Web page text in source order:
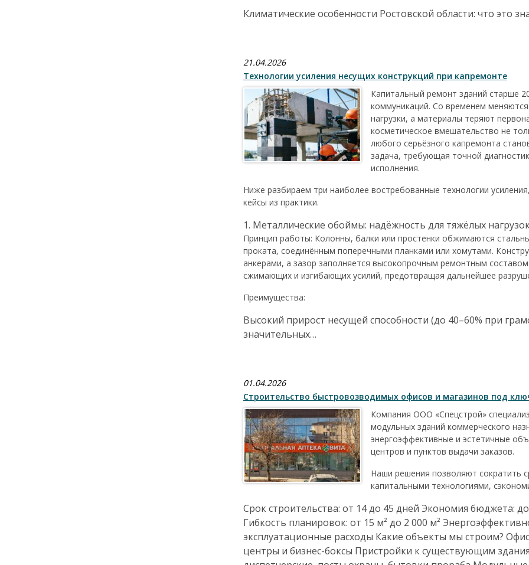
Климатические особенности Ростовской области: что это
21.04.2026
Технологии усиления несущих конструкций при капремонте
Капитальный ремонт зданий старше
коммуникаций. Со временем
нагрузки, а материалы теряют
косметическое вмешательство не
любого серьёзного капремонта
задача, требующая точной
исполнения.
Ниже разбираем три наиболее востребованные технологии
кейсы из практики.
1. Металлические обоймы: надёжность для тяжёлых
Принцип работы: Колонны, балки или простенки обжимаются
проката, соединённым поперечными планками или хомутами.
анкерами, а зазор заполняется высокопрочным ремонтным
сжимающих и изгибающих усилий, предотвращая дальнейшее
Преимущества:
Высокий прирост несущей способности (до 40–60% при
значительных…
01.04.2026
Строительство быстровозводимых офисов и магазинов под
Компания ООО «Спецстрой»
модульных зданий коммерческого
энергоэффективные и эстетичные
центров и пунктов выдачи заказов.
Наши решения позволяют сократить
капитальными технологиями,
Срок строительства: от 14 до 45 дней Экономия бюджета:
Гибкость планировок: от 15 м² до 2 000 м²
эксплуатационные расходы Какие объекты мы строим?
центры и бизнес-боксы Пристройки к существующим